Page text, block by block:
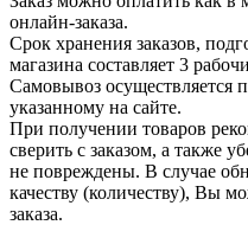
онлайн-заказа.
Срок хранения заказов,
магазина составляет 3
Самовывоз осуществляется
указанному на сайте.
При получении товаров
сверить с заказом, а также
не повреждены. В случае
качеству (количеству), Вы
заказа.